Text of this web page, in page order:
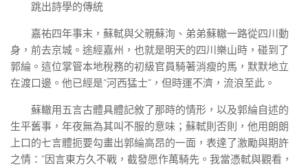
跳出詩學的傳統
嘉祐四年事末，蘇軾與父親蘇洵、弟弟蘇轍一路從四川動
身，前去京城。途經嘉州，也就是明天的四川樂山時，碰到了
郭綸。這位掌管本地稅務的初級官員騎著消瘦的馬，默默地立
在渡口邊。他已經是“河西猛士”，但時運不濟，流浪至此。
蘇轍用五言古體具體記敘了那時的情形，以及郭綸自述的
生平舊事，年夜無為其叫不服的意味；蘇軾則否則，他用朗朗
上口的七言體扼要勾畫出郭綸高昂的一面，表達了激勵與期許
之情：“因言東方久不戰，截發愿作萬騎先。我當憑軾與觀看，